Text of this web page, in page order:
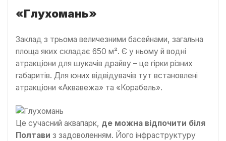
«Глухомань»
Заклад з трьома величезними басейнами, загальна
площа яких складає 650 м². Є у ньому й водні
атракціони для шукачів драйву – це гірки різних
габаритів. Для юних відвідувачів тут встановлені
атракціони «Аквавежа» та «Корабель».
Це сучасний аквапарк, де можна відпочити біля
Полтави з задоволенням. Його інфраструктуру